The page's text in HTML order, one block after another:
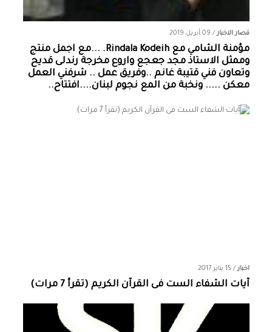
قصار الاخبار/ 09 أبريل 2019
مؤمنة الشامي‏ مع ‏‎Rindala Kodeih‎‏. ...مع اجمل منتج
وممثل الاستاذ مجد جعجع واروع مخرجة رندلى قديح
وتعاون فني قتيبة غانم ..وفريق عمل .. شرفني العمل
معكن ..... ونخبة من المع نجوم لبنان....افتتاح..
اخبار/ 15 يناير 2017
آيات الشفاء الست فى القرآن الكريم (تقرأ 7 مرات)